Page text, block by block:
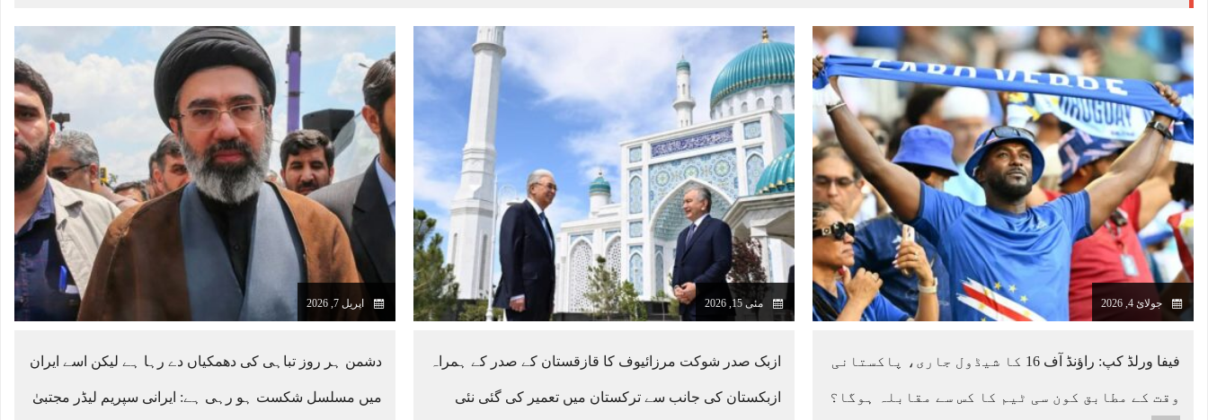
جولائ 4, 2026
فیفا ورلڈ کپ: راؤنڈ آف 16 کا شیڈول جاری، پاکستانی
وقت کے مطابق کون سی ٹیم کا کس سے مقابلہ ہوگا؟
مئی 15, 2026
ازبک صدر شوکت مرزائیوف کا قازقستان کے صدر کے ہمراہ
ازبکستان کی جانب سے ترکستان میں تعمیر کی گئی نئی
اپریل 7, 2026
دشمن ہر روز تباہی کی دھمکیاں دے رہا ہے لیکن اسے ایران
میں مسلسل شکست ہو رہی ہے: ایرانی سپریم لیڈر مجتبیٰ